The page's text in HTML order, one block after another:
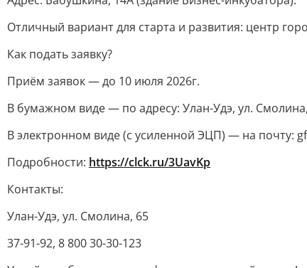
Отличный вариант для старта и развития: центр
Как подать заявку?
Приём заявок — до 10 июля 2026г.
В бумажном виде — по адресу: Улан-Удэ, ул.
В электронном виде (с усиленной ЭЦП) — на почту:
Подробности: https://clck.ru/3UavKp
Контакты:
Улан-Удэ, ул. Смолина, 65
37-91-92, 8 800 30-30-123